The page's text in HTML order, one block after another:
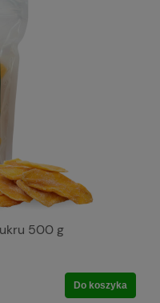
500 g
Do koszyka